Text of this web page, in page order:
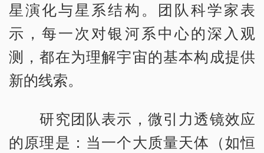
星演化与星系结构。团队科学家表
示，每一次对银河系中心的深入观
测，都在为理解宇宙的基本构成提供
新的线索。
研究团队表示，微引力透镜效应
的原理是：当一个大质量天体（如恒